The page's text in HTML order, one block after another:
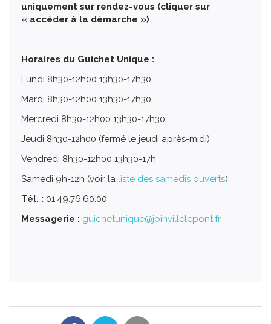
uniquement sur rendez-vous (cliquer sur
« accéder à la démarche »)
Horaires du Guichet Unique :
Lundi 8h30-12h00 13h30-17h30
Mardi 8h30-12h00 13h30-17h30
Mercredi 8h30-12h00 13h30-17h30
Jeudi 8h30-12h00 (fermé le jeudi après-midi)
Vendredi 8h30-12h00 13h30-17h
Samedi 9h-12h (voir la liste des samedis ouverts)
Tél. : 01.49.76.60.00
Messagerie : guichetunique@joinvillelepont.fr